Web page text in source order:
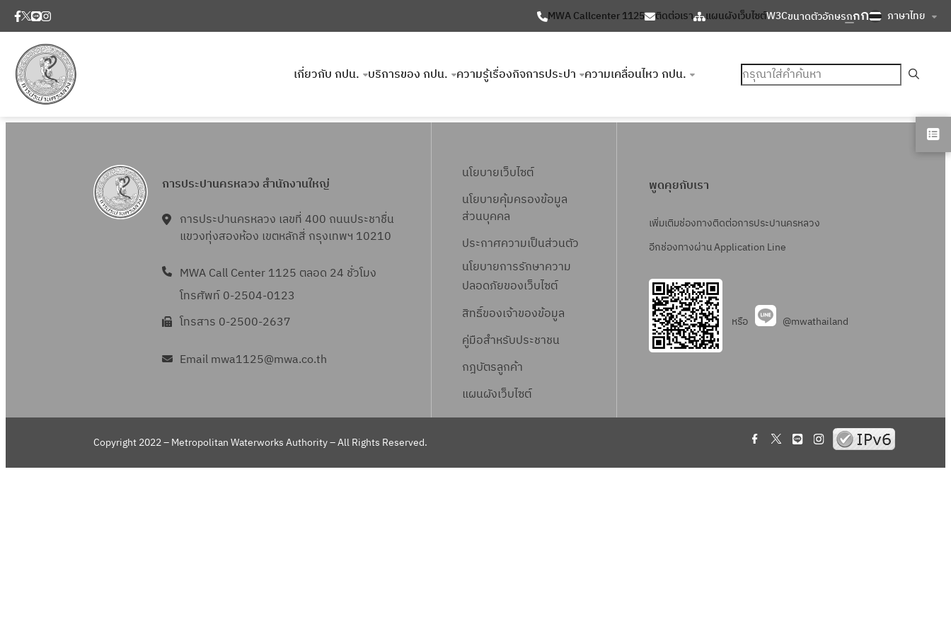
MWA Callcenter 1125 ติดต่อเรา แผนผังเว็บไซต์W3Cขนาดตัวอักษรกกก ภาษาไทย
เกี่ยวกับ กปน. บริการของ กปน. ความรู้เรื่องกิจการประปา ความเคลื่อนไหว กปน. ค้นหา
การประปานครหลวง สำนักงานใหญ่
การประปานครหลวง เลขที่ 400 ถนนประชาชื่น
แขวงทุ่งสองห้อง เขตหลักสี่ กรุงเทพฯ 10210
MWA Call Center 1125 ตลอด 24 ชั่วโมง
โทรศัพท์ 0-2504-0123
โทรสาร 0-2500-2637
Email mwa1125@mwa.co.th
นโยบายเว็บไซต์
นโยบายคุ้มครองข้อมูล
ส่วนบุคคล
ประกาศความเป็นส่วนตัว
นโยบายการรักษาความ
ปลอดภัยของเว็บไซต์
สิทธิ์ของเจ้าของข้อมูล
คู่มือสำหรับประชาชน
กฎบัตรลูกค้า
แผนผังเว็บไซต์
พูดคุยกับเรา
เพิ่มเติมช่องทางติดต่อการประปานครหลวง
อีกช่องทางผ่าน Application Line
หรือ @mwathailand
Copyright 2022 – Metropolitan Waterworks Authority – All Rights Reserved. . . . .